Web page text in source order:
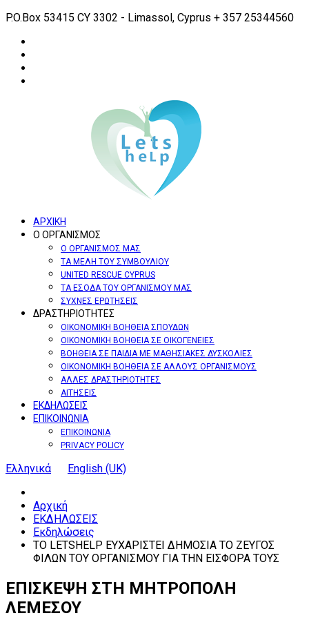
P.O.Box 53415 CY 3302 - Limassol, Cyprus + 357 25344560
ΑΡΧΙΚΗ
Ο ΟΡΓΑΝΙΣΜΟΣ
Ο ΟΡΓΑΝΙΣΜΟΣ ΜΑΣ
ΤΑ ΜΕΛΗ ΤΟΥ ΣΥΜΒΟΥΛΙΟΥ
UNITED RESCUE CYPRUS
ΤΑ ΕΣΟΔΑ ΤΟΥ ΟΡΓΑΝΙΣΜΟΥ ΜΑΣ
ΣΥΧΝΕΣ ΕΡΩΤΗΣΕΙΣ
ΔΡΑΣΤΗΡΙΟΤΗΤΕΣ
ΟΙΚΟΝΟΜΙΚΗ ΒΟΗΘΕΙΑ ΣΠΟΥΔΩΝ
ΟΙΚΟΝΟΜΙΚΗ ΒΟΗΘΕΙΑ ΣΕ ΟΙΚΟΓΕΝΕΙΕΣ
ΒΟΗΘΕΙΑ ΣΕ ΠΑΙΔΙΑ ΜΕ ΜΑΘΗΣΙΑΚΕΣ ΔΥΣΚΟΛΙΕΣ
ΟΙΚΟΝΟΜΙΚΗ ΒΟΗΘΕΙΑ ΣΕ ΑΛΛΟΥΣ ΟΡΓΑΝΙΣΜΟΥΣ
ΑΛΛΕΣ ΔΡΑΣΤΗΡΙΟΤΗΤΕΣ
ΑΙΤΗΣΕΙΣ
ΕΚΔΗΛΩΣΕΙΣ
ΕΠΙΚΟΙΝΩΝΙΑ
ΕΠΙΚΟΙΝΩΝΙΑ
PRIVACY POLICY
Ελληνικά English (UK)
Αρχική
ΕΚΔΗΛΩΣΕΙΣ
Εκδηλώσεις
ΤΟ LETSHELP ΕΥΧΑΡΙΣΤΕΙ ΔΗΜΟΣΙΑ ΤΟ ΖΕΥΓΟΣ
ΦΙΛΩΝ ΤΟΥ ΟΡΓΑΝΙΣΜΟΥ ΓΙΑ ΤΗΝ ΕΙΣΦΟΡΑ ΤΟΥΣ
ΕΠΙΣΚΕΨΗ ΣΤΗ ΜΗΤΡΟΠΟΛΗ
ΛΕΜΕΣΟΥ